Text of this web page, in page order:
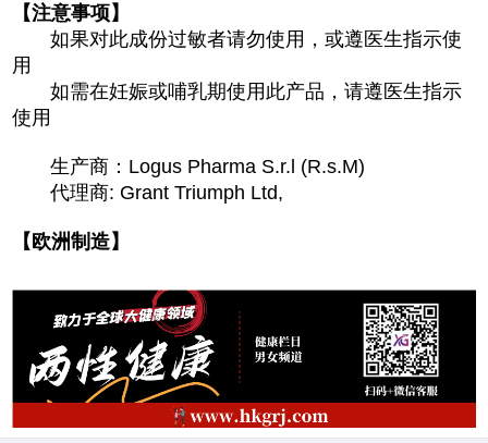
【注意事项】
如果对此成份过敏者请勿使用，或遵医生指示使
用
如需在妊娠或哺乳期使用此产品，请遵医生指示
使用
生产商：Logus Pharma S.r.l (R.s.M)
代理商: Grant Triumph Ltd,
【欧洲制造】